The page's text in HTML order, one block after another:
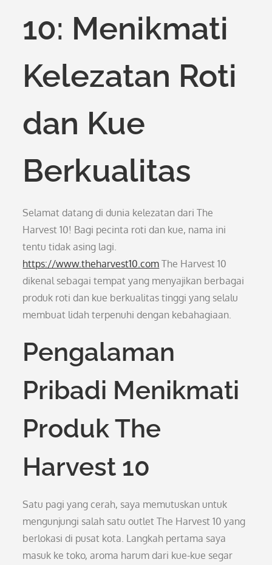
10: Menikmati
Kelezatan Roti
dan Kue
Berkualitas
Selamat datang di dunia kelezatan dari The
Harvest 10! Bagi pecinta roti dan kue, nama ini
tentu tidak asing lagi.
https://www.theharvest10.com The Harvest 10
dikenal sebagai tempat yang menyajikan berbagai
produk roti dan kue berkualitas tinggi yang selalu
membuat lidah terpenuhi dengan kebahagiaan.
Pengalaman
Pribadi Menikmati
Produk The
Harvest 10
Satu pagi yang cerah, saya memutuskan untuk
mengunjungi salah satu outlet The Harvest 10 yang
berlokasi di pusat kota. Langkah pertama saya
masuk ke toko, aroma harum dari kue-kue segar